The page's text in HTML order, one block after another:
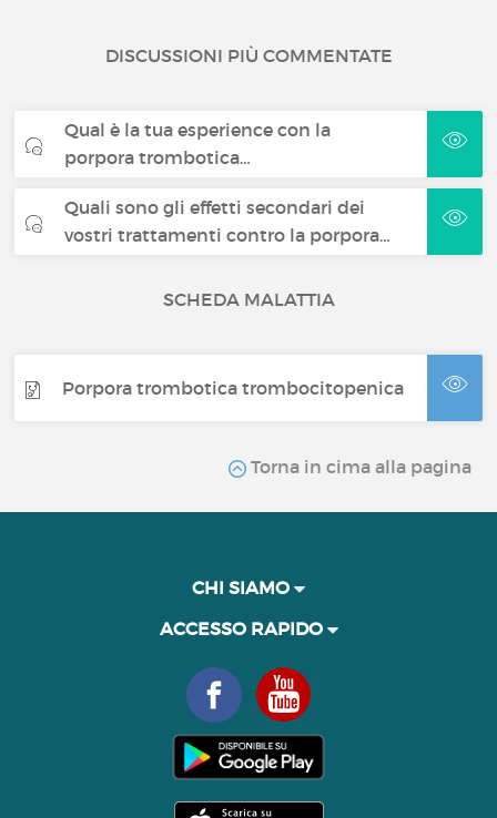
DISCUSSIONI PIÙ COMMENTATE
Qual è la tua esperience con la
porpora trombotica…
Quali sono gli effetti secondari dei
vostri trattamenti contro la porpora…
SCHEDA MALATTIA
Porpora trombotica trombocitopenica
Torna in cima alla pagina
CHI SIAMO
ACCESSO RAPIDO